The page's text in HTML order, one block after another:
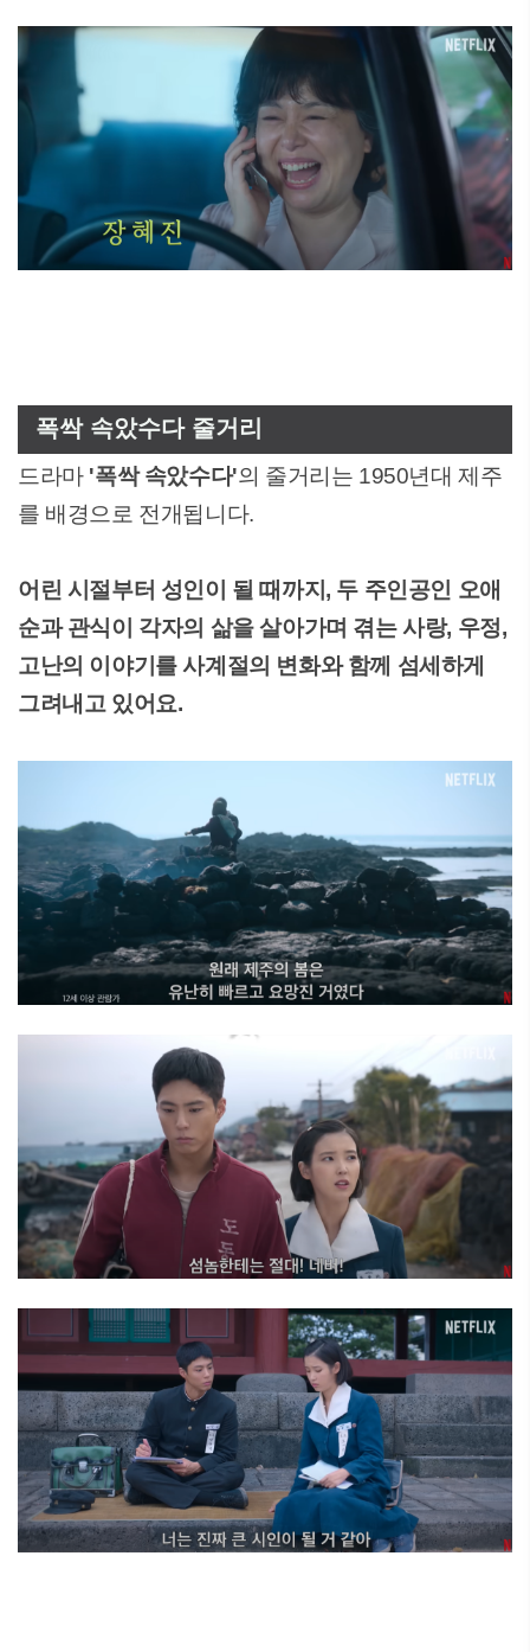
폭싹 속았수다 줄거리
드라마 '폭싹 속았수다'의 줄거리는 1950년대 제주
를 배경으로 전개됩니다.
어린 시절부터 성인이 될 때까지, 두 주인공인 오애
순과 관식이 각자의 삶을 살아가며 겪는 사랑, 우정,
고난의 이야기를 사계절의 변화와 함께 섬세하게
그려내고 있어요.